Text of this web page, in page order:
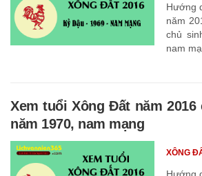
Hướng
năm
chủ
nam
Xem tuổi Xông Đất năm
năm 1970, nam mạng
XÔNG